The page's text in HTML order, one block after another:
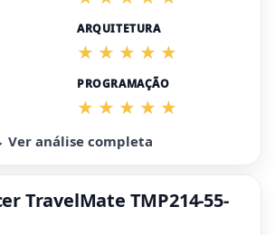
ARQUITETURA
PROGRAMAÇÃO
Ver análise completa
TravelMate TMP214-55-